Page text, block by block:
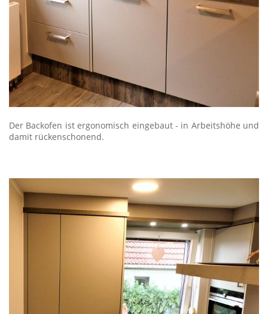
Der Backofen ist ergonomisch eingebaut - in Arbeitshöhe und
damit rückenschonend.